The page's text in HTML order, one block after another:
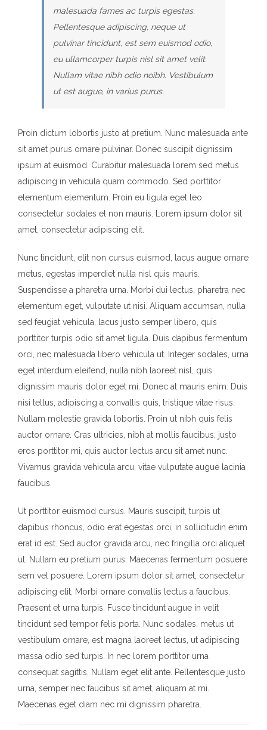
malesuada fames ac turpis egestas.
Pellentesque adipiscing, neque ut
pulvinar tincidunt, est sem euismod odio,
eu ullamcorper turpis nisl sit amet velit.
Nullam vitae nibh odio noibh. Vestibulum
ut est augue, in varius purus.
Proin dictum lobortis justo at pretium. Nunc malesuada ante
sit amet purus ornare pulvinar. Donec suscipit dignissim
ipsum at euismod. Curabitur malesuada lorem sed metus
adipiscing in vehicula quam commodo. Sed porttitor
elementum elementum. Proin eu ligula eget leo
consectetur sodales et non mauris. Lorem ipsum dolor sit
amet, consectetur adipiscing elit.
Nunc tincidunt, elit non cursus euismod, lacus augue ornare
metus, egestas imperdiet nulla nisl quis mauris.
Suspendisse a pharetra urna. Morbi dui lectus, pharetra nec
elementum eget, vulputate ut nisi. Aliquam accumsan, nulla
sed feugiat vehicula, lacus justo semper libero, quis
porttitor turpis odio sit amet ligula. Duis dapibus fermentum
orci, nec malesuada libero vehicula ut. Integer sodales, urna
eget interdum eleifend, nulla nibh laoreet nisl, quis
dignissim mauris dolor eget mi. Donec at mauris enim. Duis
nisi tellus, adipiscing a convallis quis, tristique vitae risus.
Nullam molestie gravida lobortis. Proin ut nibh quis felis
auctor ornare. Cras ultricies, nibh at mollis faucibus, justo
eros porttitor mi, quis auctor lectus arcu sit amet nunc.
Vivamus gravida vehicula arcu, vitae vulputate augue lacinia
faucibus.
Ut porttitor euismod cursus. Mauris suscipit, turpis ut
dapibus rhoncus, odio erat egestas orci, in sollicitudin enim
erat id est. Sed auctor gravida arcu, nec fringilla orci aliquet
ut. Nullam eu pretium purus. Maecenas fermentum posuere
sem vel posuere. Lorem ipsum dolor sit amet, consectetur
adipiscing elit. Morbi ornare convallis lectus a faucibus.
Praesent et urna turpis. Fusce tincidunt augue in velit
tincidunt sed tempor felis porta. Nunc sodales, metus ut
vestibulum ornare, est magna laoreet lectus, ut adipiscing
massa odio sed turpis. In nec lorem porttitor urna
consequat sagittis. Nullam eget elit ante. Pellentesque justo
urna, semper nec faucibus sit amet, aliquam at mi.
Maecenas eget diam nec mi dignissim pharetra.